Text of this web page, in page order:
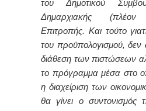
του Δημοτικού
Δημαρχιακής (πλέον
Επιτροπής. Και τούτο
του προϋπολογισμού, δεν
διάθεση των πιστώσεων
το πρόγραμμα μέσα στο
η διαχείριση των
θα γίνει ο συντονισμός